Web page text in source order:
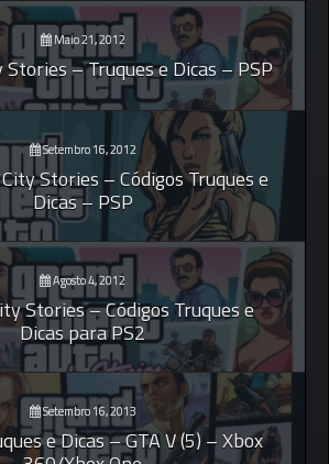
Maio 21, 2012
Stories – Truques e Dicas – PSP
Setembro 16, 2012
Stories – Códigos Truques e
Dicas – PSP
Agosto 4, 2012
Stories – Códigos Truques e
Dicas para PS2
Setembro 16, 2013
e Dicas – GTA V (5) – Xbox